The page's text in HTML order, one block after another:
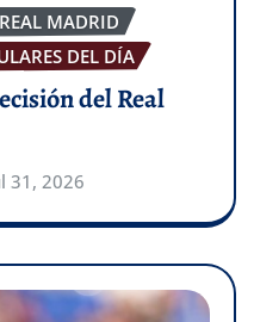
REAL MADRID
DEL DÍA
del Real
31, 2026